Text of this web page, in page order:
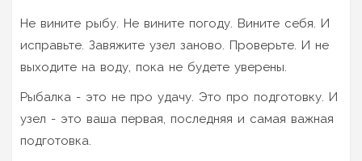
Не вините рыбу. Не вините погоду. Вините себя. И
исправьте. Завяжите узел заново. Проверьте. И не
выходите на воду, пока не будете уверены.
Рыбалка - это не про удачу. Это про подготовку. И
узел - это ваша первая, последняя и самая важная
подготовка.